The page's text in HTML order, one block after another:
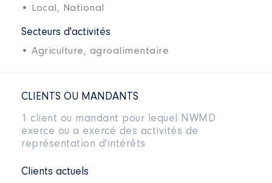
• Local, National
Secteurs d'activités
• Agriculture, agroalimentaire
CLIENTS OU MANDANTS
1 client ou mandant pour lequel NWMD
exerce ou a exercé des activités de
représentation d'intérêts
Clients actuels